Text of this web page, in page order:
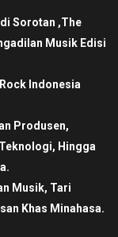
Sorotan ,The
Musik Edisi
Indonesia
Produsen,
Hingga
Musik, Tari
Khas Minahasa.